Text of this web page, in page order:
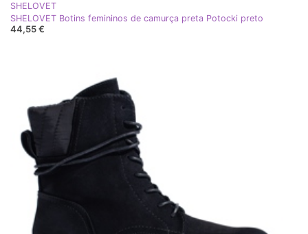
SHELOVET
SHELOVET Botins femininos de camurça preta Potocki preto
44,55 €